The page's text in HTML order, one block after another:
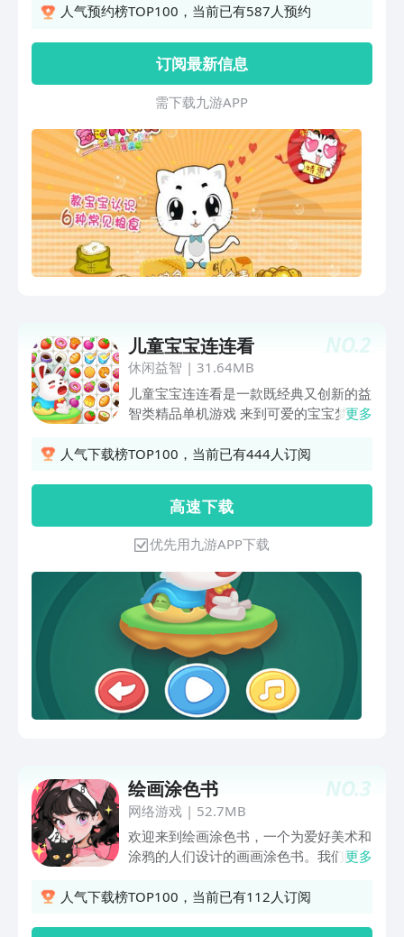
麦、大豆…面条、米饭、豆浆…不仅能让
上参考了国内外对该年龄段小宝宝的行为
特征和心理特征的研究成果，专为小宝宝
的启蒙而设计。通过点击粮食，让粮食变
成食物，不仅很好的帮助宝宝认识粮食及
食物的关系，更能让宝宝更勤快地思考。
人气预约榜TOP100，当前已有587人预约
订阅最新信息
需 下 载 九 游 A P P
NO.2
儿童宝宝连连看
休闲益智 | 31.64MB
儿童宝宝连连看是一款既经典又创新的益
智类精品单机游戏 来到可爱的宝宝梦幻
趣自然，缤纷可口，水果连线，让我们一
菜以及香甜可口的点心，萌萌哒让你爱不
释手。 2、多种模式玩翻天！休闲模式、
极速模式、无限模式、地狱模式、经典模
式… 儿童宝宝连连看玩法简单，高分不
易。敢来挑战？
更多
人气下载榜TOP100，当前已有444人订阅
高 速 下 载
优先用九游APP下载
NO.3
绘画涂色书
网络游戏| 52.7MB
欢迎来到绘画涂色书，一个为爱好美术和
涂鸦的人们设计的画画涂色书。我们的画
个图像，然后根据相应的数字填充颜色。
更多
人气下载榜TOP100，当前已有112人订阅